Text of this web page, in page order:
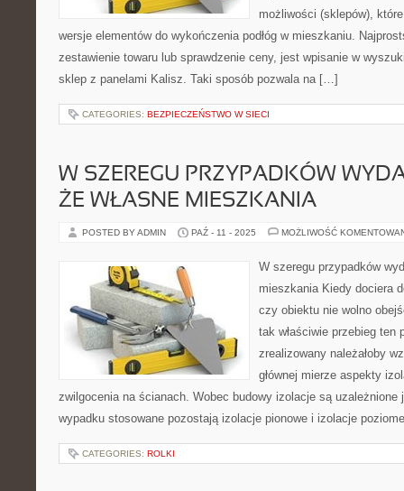
możliwości (sklepów),
wersje elementów do wykończenia podłóg w mieszkaniu.
zestawienie towaru lub sprawdzenie ceny, jest wpisanie w
sklep z panelami Kalisz. Taki sposób pozwala na […]
CATEGORIES: BEZPIECZEŃSTWO W SIECI
W SZEREGU PRZYPADKÓW
ŻE WŁASNE MIESZKANIA
POSTED BY ADMIN PAŹ - 11 - 2025 MOŻLIWOŚĆ
W szeregu przypadków
mieszkania Kiedy dociera
czy obiektu nie wolno
tak właściwie przebieg ten
zrealizowany należałoby
głównej mierze aspekty
zwilgocenia na ścianach. Wobec budowy izolacje są uzależnione
wypadku stosowane pozostają izolacje pionowe i izolacje
CATEGORIES: ROLKI